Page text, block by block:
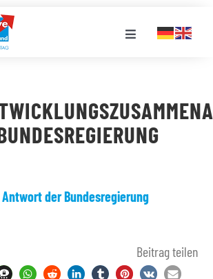
Toggle
der Bundesregierung
Beitrag teilen